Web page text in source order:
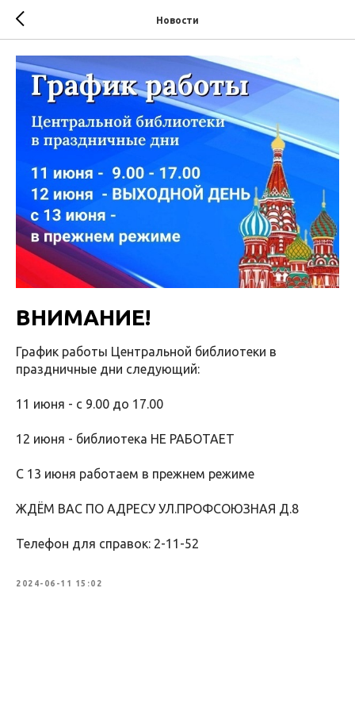
Новости
ВНИМАНИЕ!
График работы Центральной библиотеки в
праздничные дни следующий:
11 июня - с 9.00 до 17.00
12 июня - библиотека НЕ РАБОТАЕТ
С 13 июня работаем в прежнем режиме
ЖДЁМ ВАС ПО АДРЕСУ УЛ.ПРОФСОЮЗНАЯ Д.8
Телефон для справок: 2-11-52
2024-06-11 15:02